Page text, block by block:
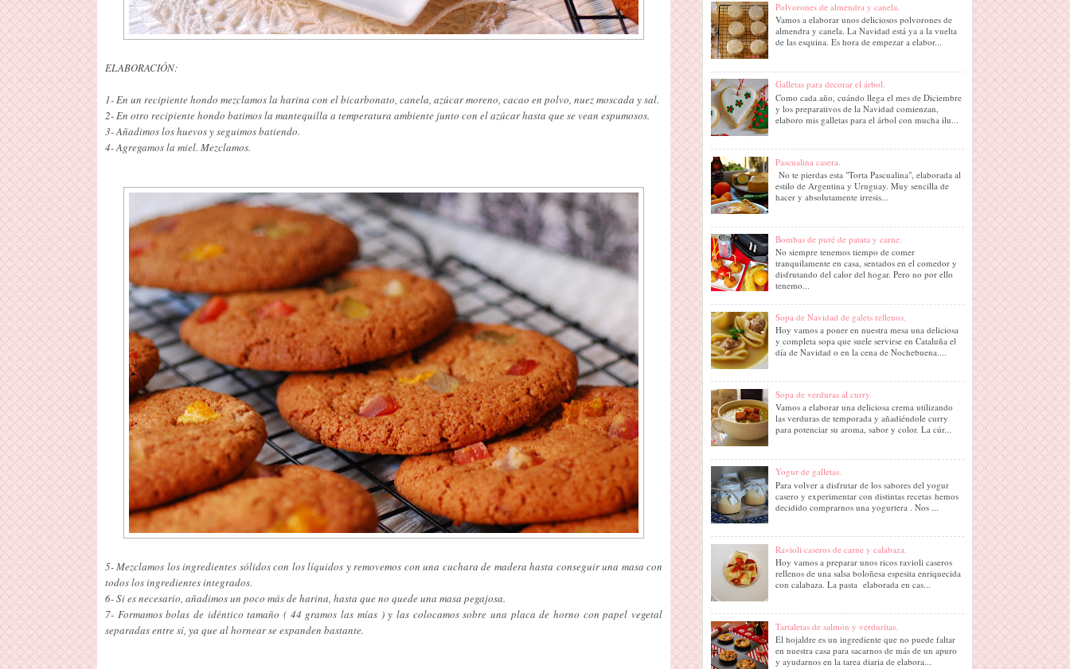
ELABORACIÓN:
1- En un recipiente hondo mezclamos la harina con el bicarbonato, canela, azúcar moreno, cacao en polvo, nuez moscada y sal.
2- En otro recipiente hondo batimos la mantequilla a temperatura ambiente junto con el azúcar hasta que se vean espumosos.
3- Añadimos los huevos y seguimos batiendo.
4- Agregamos la miel. Mezclamos.
5- Mezclamos los ingredientes sólidos con los líquidos y removemos con una cuchara de madera hasta conseguir una masa con
todos los ingredientes integrados.
6- Si es necesario, añadimos un poco más de harina, hasta que no quede una masa pegajosa.
7- Formamos bolas de idéntico tamaño ( 44 gramos las mías ) y las colocamos sobre una placa de horno con papel vegetal
separadas entre sí, ya que al hornear se expanden bastante.
Polvorones de almendra y canela.
Vamos a elaborar unos deliciosos polvorones de
almendra y canela. La Navidad está ya a la vuelta
de las esquina. Es hora de empezar a elabor...
Galletas para decorar el árbol.
Como cada año, cuándo llega el mes de Diciembre
y los preparativos de la Navidad comienzan,
elaboro mis galletas para el árbol con mucha ilu...
Pascualina casera.
No te pierdas esta "Torta Pascualina", elaborada al
estilo de Argentina y Uruguay. Muy sencilla de
hacer y absolutamente irresis...
Bombas de puré de patata y carne.
No siempre tenemos tiempo de comer
tranquilamente en casa, sentados en el comedor y
disfrutando del calor del hogar. Pero no por ello
tenemo...
Sopa de Navidad de galets rellenos.
Hoy vamos a poner en nuestra mesa una deliciosa
y completa sopa que suele servirse en Cataluña el
día de Navidad o en la cena de Nochebuena....
Sopa de verduras al curry.
Vamos a elaborar una deliciosa crema utilizando
las verduras de temporada y añadiéndole curry
para potenciar su aroma, sabor y color. La cúr...
Yogur de galletas.
Para volver a disfrutar de los sabores del yogur
casero y experimentar con distintas recetas hemos
decidido comprarnos una yogurtera . Nos ...
Ravioli caseros de carne y calabaza.
Hoy vamos a preparar unos ricos ravioli caseros
rellenos de una salsa boloñesa espesita enriquecida
con calabaza. La pasta elaborada en cas...
Tartaletas de salmón y verduritas.
El hojaldre es un ingrediente que no puede faltar
en nuestra casa para sacarnos de más de un apuro
y ayudarnos en la tarea diaria de elabora...